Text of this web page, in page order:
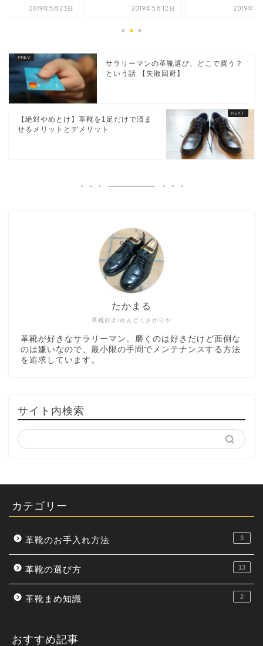
2019年5月12日 2019年5月15日 2019年5
サラリーマンの革靴選び、どこで買う？
という話 【失敗回避】
【絶対やめとけ】革靴を1足だけで済ま
せるメリットとデメリット
革靴好き/めんどくさがりや
たかまる
革靴が好きなサラリーマン。磨くのは好きだけど面倒な
のは嫌いなので、最小限の手間でメンテナンスする方法
を追求しています。
サイト内検索
カテゴリー
革靴のお手入れ方法 3
革靴の選び方 13
革靴まめ知識 2
おすすめ記事